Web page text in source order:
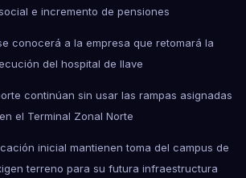
e incremento de pensiones
conocerá a la empresa que retomará la
del hospital de Ilave
continúan sin usar las rampas asignadas
en el Terminal Zonal Norte
inicial mantienen toma del campus de
terreno para su futura infraestructura